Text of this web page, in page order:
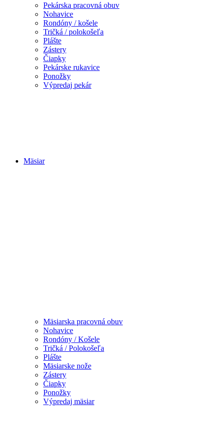
Pekárska pracovná obuv
Nohavice
Rondóny / košele
Tričká / polokošeľa
Plášte
Zástery
Čiapky
Pekárske rukavice
Ponožky
Výpredaj pekár
Mäsiar
Mäsiarska pracovná obuv
Nohavice
Rondóny / Košele
Tričká / Polokošeľa
Plášte
Mäsiarske nože
Zástery
Čiapky
Ponožky
Výpredaj mäsiar